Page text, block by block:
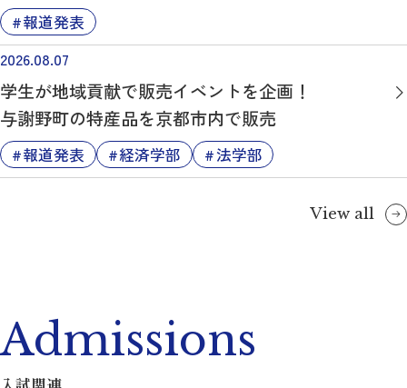
報道発表
2026.08.07
学生が地域貢献で販売イベントを企画！
与謝野町の特産品を京都市内で販売
報道発表 経済学部 法学部
View all
Admissions